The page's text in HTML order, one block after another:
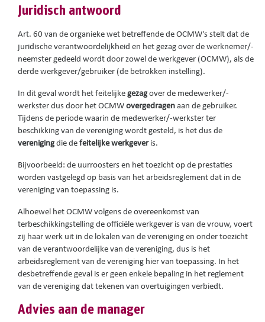
Juridisch antwoord
Art. 60 van de organieke wet betreffende de OCMW's stelt dat de
juridische verantwoordelijkheid en het gezag over de werknemer/-
neemster gedeeld wordt door zowel de werkgever (OCMW), als de
derde werkgever/gebruiker (de betrokken instelling).
In dit geval wordt het feitelijke gezagover de medewerker/-
werkster dus door het OCMW overgedragen aan de gebruiker.
Tijdens de periode waarin de medewerker/-werkster ter
beschikking van de vereniging wordt gesteld, is het dus de
verenigingdie de feitelijke werkgeveris.
Bijvoorbeeld: de uurroosters en het toezicht op de prestaties
worden vastgelegd op basis van het arbeidsreglement dat in de
vereniging van toepassing is.
Alhoewel het OCMW volgens de overeenkomst van
terbeschikkingstelling de officiële werkgever is van de vrouw, voert
zij haar werk uit in de lokalen van de vereniging en onder toezicht
van de verantwoordelijke van de vereniging, dus is het
arbeidsreglement van de vereniging hier van toepassing. In het
desbetreffende geval is er geen enkele bepaling in het reglement
van de vereniging dat tekenen van overtuigingen verbiedt.
Advies aan de manager